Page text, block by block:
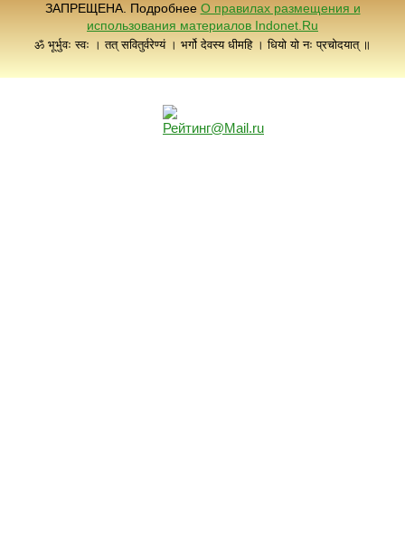
ЗАПРЕЩЕНА. Подробнее О правилах размещения и
использования материалов Indonet.Ru
ॐ भूर्भुवः स्वः । तत् सवितुर्वरेण्यं । भर्गो देवस्य धीमहि । धियो यो नः प्रचोदयात् ॥